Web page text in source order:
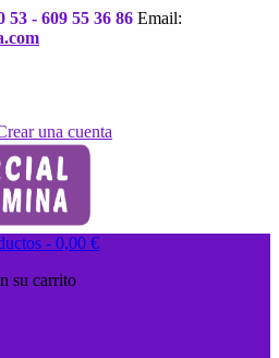
53 - 609 55 36 86 Email:
una cuenta
- 0,00 €
su carrito